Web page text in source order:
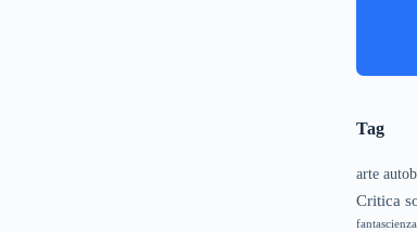
Tag
arte
Critica
fantascienza